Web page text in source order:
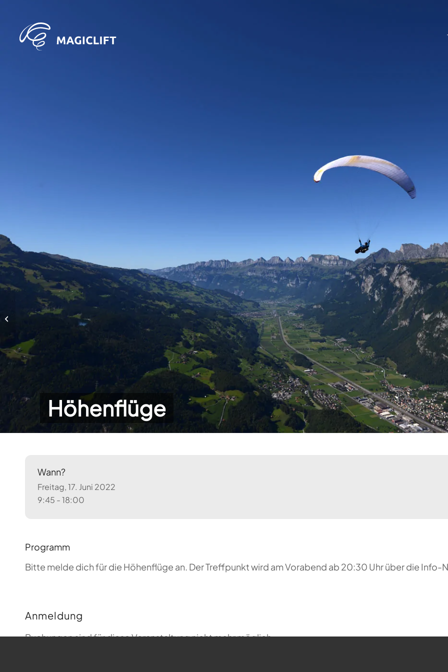
Höhenflüge
Wann?
Freitag, 17. Juni 2022
9:45 - 18:00
Programm
Bitte melde dich für die Höhenflüge an. Der Treffpunkt wird am Vorabend ab 20:30 Uhr über die Info-
Anmeldung
Buchungen sind für diese Veranstaltung nicht mehr möglich.
Höhenflüge